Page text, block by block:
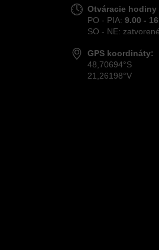
Otváracie hodiny
PO - PIA: 9.00 -
SO - NE: zatvorené
GPS koordináty:
48,70694°S
21,26198°V